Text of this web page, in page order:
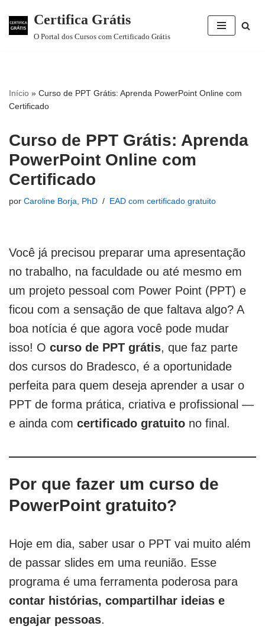
Pular
Certifica Grátis
O Portal dos Cursos com Certificado Grátis
Início » Curso de PPT Grátis: Aprenda PowerPoint Online com
Certificado
Curso de PPT Grátis: Aprenda
PowerPoint Online com
Certificado
por Caroline Borja, PhD EAD com certificado gratuito
Você já precisou preparar uma apresentação
no trabalho, na faculdade ou até mesmo em
um projeto pessoal com Power Point (PPT) e
ficou com a sensação de que faltava algo? A
boa notícia é que agora você pode mudar
isso! O curso de PPT grátis, que faz parte
dos cursos do Bradesco, é a oportunidade
perfeita para quem deseja aprender a usar o
PPT de forma prática, criativa e profissional —
e ainda com certificado gratuito no final.
Por que fazer um curso de
PowerPoint gratuito?
Hoje em dia, saber usar o PPT vai muito além
de passar slides em uma reunião. Esse
programa é uma ferramenta poderosa para
contar histórias, compartilhar ideias e
engajar pessoas.